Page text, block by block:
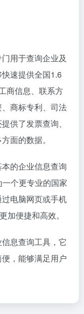
用于查询企业及
速提供全国1.6
商信息、联系方
商标专利、司法
供了发票查询、
面的数据。
的企业信息查询
一个更专业的国家
电脑网页或手机
加便捷和高效。
息查询工具，它
，能够满足用户